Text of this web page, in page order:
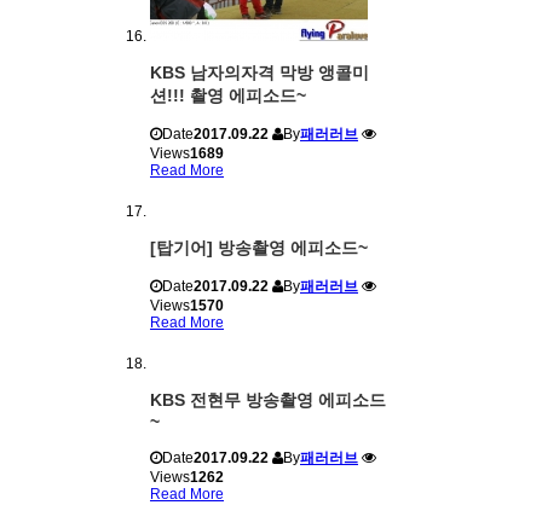
KBS 남자의자격 막방 앵콜미
션!!! 촬영 에피소드~
Date2017.09.22 By패러러브
Views1689
Read More
[탑기어] 방송촬영 에피소드~
Date2017.09.22 By패러러브
Views1570
Read More
KBS 전현무 방송촬영 에피소드
~
Date2017.09.22 By패러러브
Views1262
Read More